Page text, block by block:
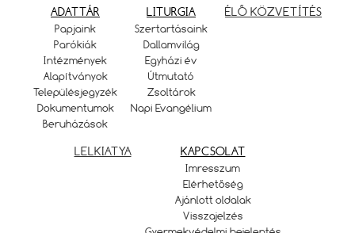
ADATTÁR
Papjaink
Parókiák
Intézmények
Alapítványok
Településjegyzék
Dokumentumok
Beruházások
LITURGIA
Szertartásaink
Dallamvilág
Egyházi év
Útmutató
Zsoltárok
Napi Evangélium
ÉLŐ KÖZVETÍTÉS
LELKIATYA KAPCSOLAT
Imresszum
Elérhetőség
Ajánlott oldalak
Visszajelzés